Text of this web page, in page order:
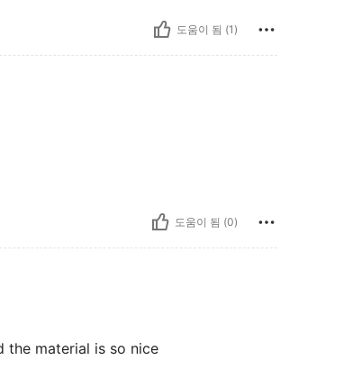
도움이 됨 (1)
도움이 됨 (0)
the material is so nice